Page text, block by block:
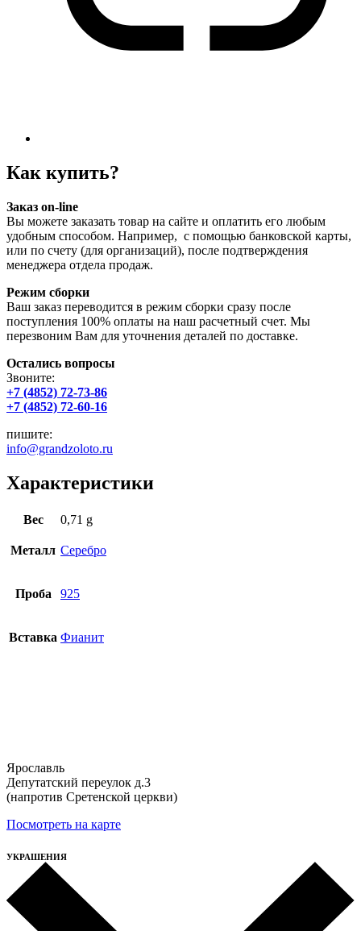
Как купить?
Заказ on-line
Вы можете заказать товар на сайте и оплатить его любым
удобным способом. Например, с помощью банковской карты,
или по счету (для организаций), после подтверждения
менеджера отдела продаж.
Режим сборки
Ваш заказ переводится в режим сборки сразу после
поступления 100% оплаты на наш расчетный счет. Мы
перезвоним Вам для уточнения деталей по доставке.
Остались вопросы
Звоните:
+7 (4852) 72-73-86
+7 (4852) 72-60-16
пишите:
info@grandzoloto.ru
Характеристики
Вес 0,71 g
Металл Серебро
Проба 925
Вставка Фианит
Ярославль
Депутатский переулок д.3
(напротив Сретенской церкви)
Посмотреть на карте
УКРАШЕНИЯ